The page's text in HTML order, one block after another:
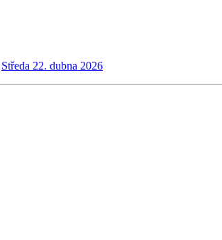
Středa 22. dubna 2026